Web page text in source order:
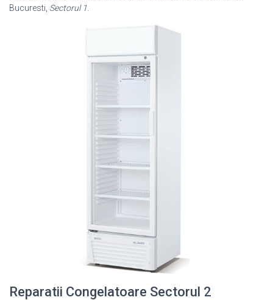
Bucuresti, Sectorul 1
Reparatii Congelatoare Sectorul 2